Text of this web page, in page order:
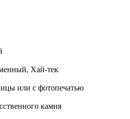
Хай-тек
или с фотопечатью
камня